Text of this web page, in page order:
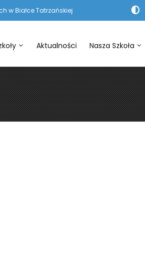
w Białce Tatrzańskiej
Aktualności Nasza Szkoła